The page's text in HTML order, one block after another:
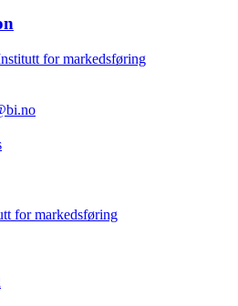
for markedsføring
for markedsføring